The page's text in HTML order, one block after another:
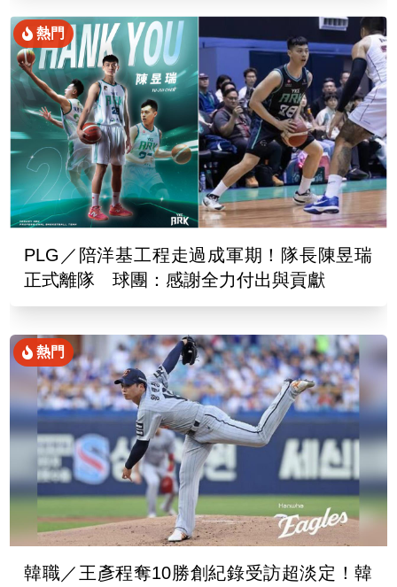
熱門
PLG／陪洋基工程走過成軍期！隊長陳昱瑞
正式離隊 球團：感謝全力付出與貢獻
熱門
韓職／王彥程奪10勝創紀錄受訪超淡定！韓